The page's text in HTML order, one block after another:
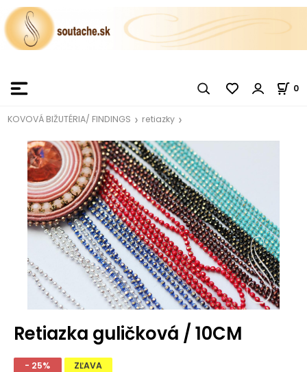
0
KOVOVÁ BIŽUTÉRIA/ FINDINGS retiazky
Retiazka guličková / 10CM
- 25% ZĽAVA